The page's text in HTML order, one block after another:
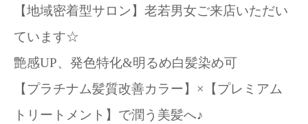
【地域密着型サロン】老若男女ご来店いただい
ています☆
艶感UP、発色特化&明るめ白髪染め可
【プラチナム髪質改善カラー】×【プレミアム
トリートメント】で潤う美髪へ♪